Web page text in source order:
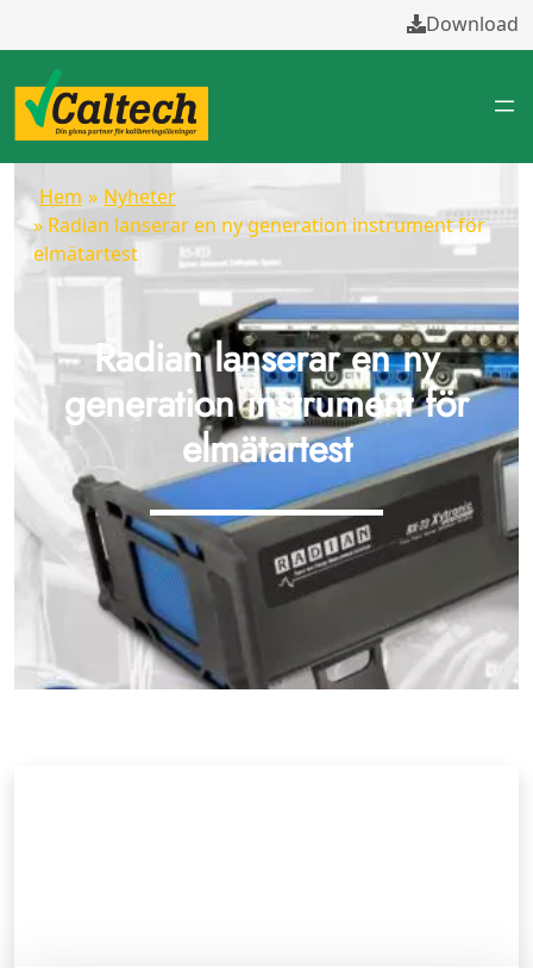
Download
Hem » Nyheter
» Radian lanserar en ny generation instrument för
elmätartest
Radian lanserar en ny
generation instrument för
elmätartest